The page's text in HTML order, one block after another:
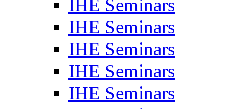
IHE Seminars
IHE Seminars
IHE Seminars
IHE Seminars
IHE Seminars